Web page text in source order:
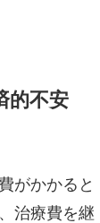
的不安
がかかると
治療費を継